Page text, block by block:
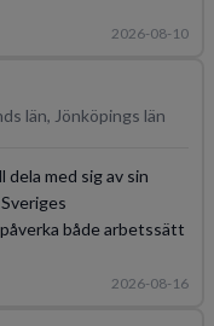
2026-08-10
län, Jönköpings län
med sig av sin
både arbetssätt
2026-08-16